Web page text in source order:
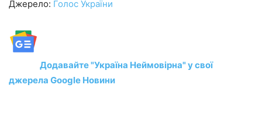
Джерело: Голос України
Додавайте "Україна Неймовірна" у свої
джерела Google Новини